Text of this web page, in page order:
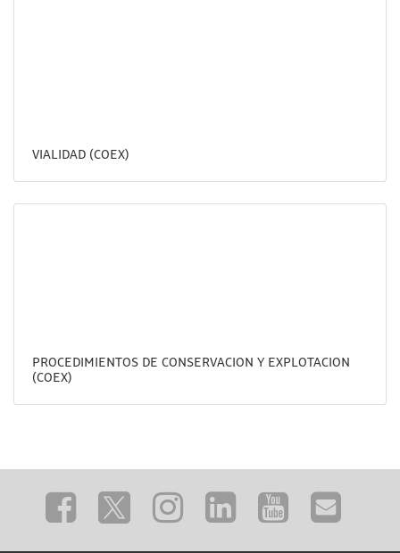
VIALIDAD (COEX)
PROCEDIMIENTOS DE CONSERVACION Y EXPLOTACION
(COEX)